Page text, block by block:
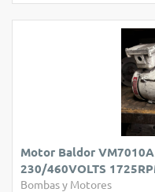
Motor Baldor
230/460VOLTS
Bombas y Motores